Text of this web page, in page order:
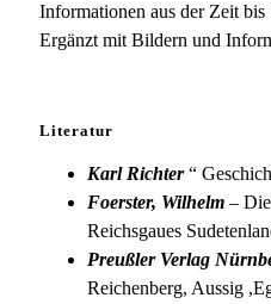
Informationen aus der Zeit bis
Ergänzt mit Bildern und
Literatur
Karl Richter“
Foerster, Wilhelm –
Reichsgaues
Preußler Verlag
Reichenberg, Aussig